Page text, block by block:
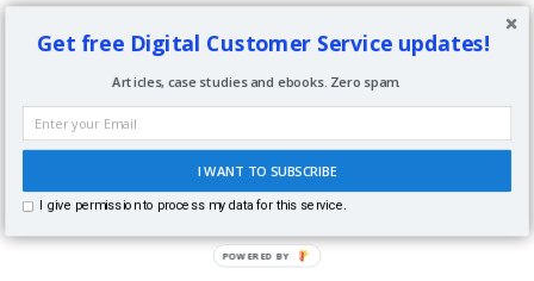
Immagine in evidenza:
Unsplash.com
Get free Digital Customer Service updates!
I WANT TO SUBSCRIBE
I give permission to process my data for this service.
Articles, case studies and ebooks. Zero spam.